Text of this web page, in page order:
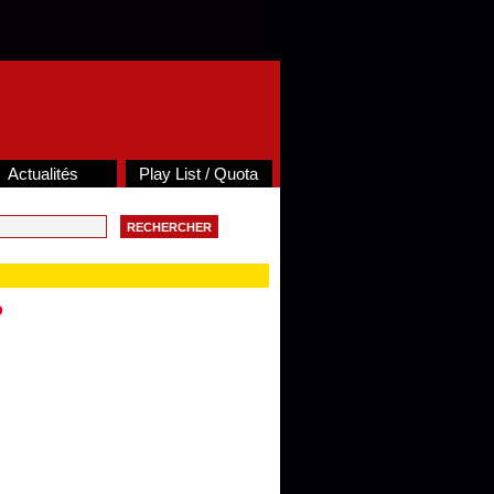
Actualités Play List / Quota